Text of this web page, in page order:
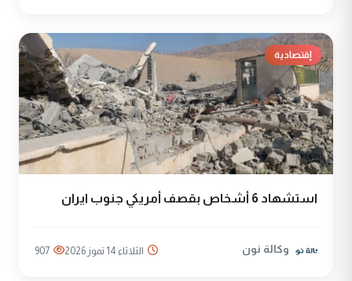
إقتصادية
استشهاد 6 أشخاص بقصف أمريكي جنوب ايران
وكالة نون الثلاثاء 14 تموز 2026 907